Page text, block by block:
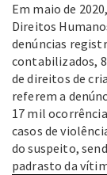
Em maio de
Direitos
denúncias
contabilizados,
de direitos de
referem a
17 mil
casos de
do suspeito,
padrasto da